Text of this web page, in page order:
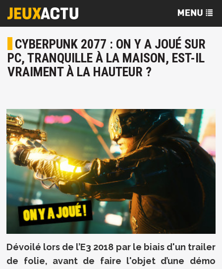
CYBERPUNK 2077 : ON Y A JOUÉ SUR
PC, TRANQUILLE À LA MAISON, EST-IL
VRAIMENT À LA HAUTEUR ?
Dévoilé lors de l’E3 2018 par le biais d'un trailer
de folie, avant de faire l'objet d’une démo